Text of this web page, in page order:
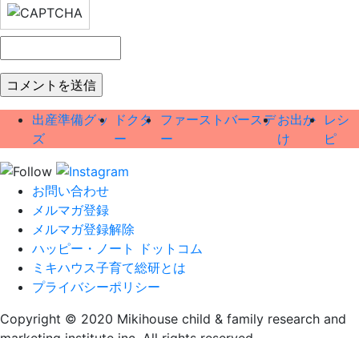
出産準備グッ
ズ
ドクタ
ー
ファーストバースデ
ー
お出か
け
レシ
ピ
お問い合わせ
メルマガ登録
メルマガ登録解除
ハッピー・ノート ドットコム
ミキハウス子育て総研とは
プライバシーポリシー
Copyright © 2020 Mikihouse child & family research and